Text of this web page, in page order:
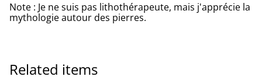
Note : Je ne suis pas lithothérapeute, mais j'apprécie la
mythologie autour des pierres.
Related items